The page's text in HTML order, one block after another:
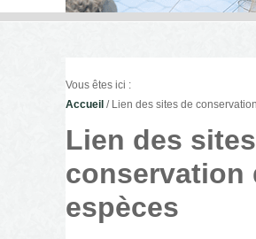
Vous êtes ici :
Accueil / Lien des sites de
Lien des
conservation
espèces